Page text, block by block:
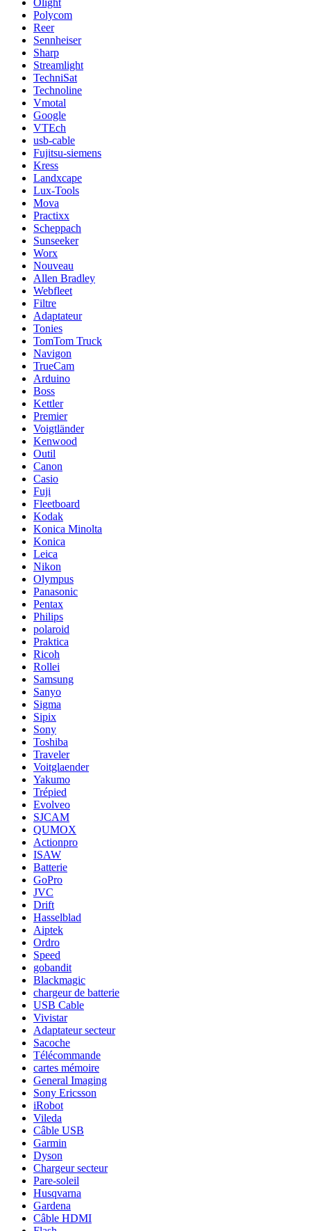
Olight
Polycom
Reer
Sennheiser
Sharp
Streamlight
TechniSat
Technoline
Vmotal
Google
VTEch
usb-cable
Fujitsu-siemens
Kress
Landxcape
Lux-Tools
Mova
Practixx
Scheppach
Sunseeker
Worx
Nouveau
Allen Bradley
Webfleet
Filtre
Adaptateur
Tonies
TomTom Truck
Navigon
TrueCam
Arduino
Boss
Kettler
Premier
Voigtländer
Kenwood
Outil
Canon
Casio
Fuji
Fleetboard
Kodak
Konica Minolta
Konica
Leica
Nikon
Olympus
Panasonic
Pentax
Philips
polaroid
Praktica
Ricoh
Rollei
Samsung
Sanyo
Sigma
Sipix
Sony
Toshiba
Traveler
Voitglaender
Yakumo
Trépied
Evolveo
SJCAM
QUMOX
Actionpro
ISAW
Batterie
GoPro
JVC
Drift
Hasselblad
Aiptek
Ordro
Speed
gobandit
Blackmagic
chargeur de batterie
USB Cable
Vivistar
Adaptateur secteur
Sacoche
Télécommande
cartes mémoire
General Imaging
Sony Ericsson
iRobot
Vileda
Câble USB
Garmin
Dyson
Chargeur secteur
Pare-soleil
Husqvarna
Gardena
Câble HDMI